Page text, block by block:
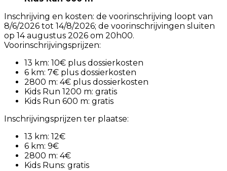
Inschrijving en kosten: de voorinschrijving loopt van
8/6/2026 tot 14/8/2026; de voorinschrijvingen sluiten
op 14 augustus 2026 om 20h00.
Voorinschrijvingsprijzen:
13 km: 10€ plus dossierkosten
6 km: 7€ plus dossierkosten
2800 m: 4€ plus dossierkosten
Kids Run 1200 m: gratis
Kids Run 600 m: gratis
Inschrijvingsprijzen ter plaatse:
13 km: 12€
6 km: 9€
2800 m: 4€
Kids Runs: gratis